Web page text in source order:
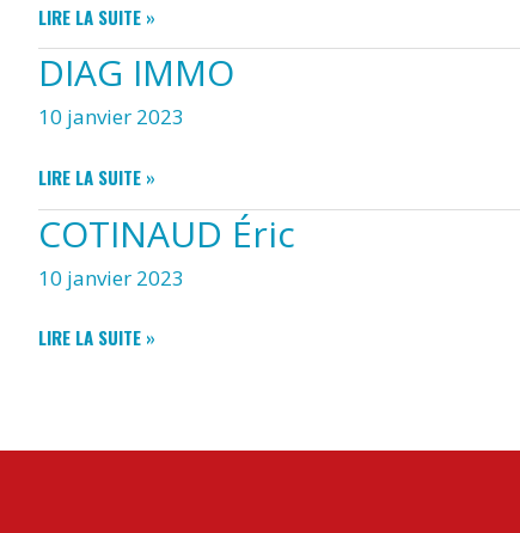
DUHARD
HERVÉ
LIRE LA SUITE »
DIAG IMMO
10 janvier 2023
DIAG
LIRE LA SUITE »
COTINAUD Éric
10 janvier 2023
COTINAUD
LIRE LA SUITE »